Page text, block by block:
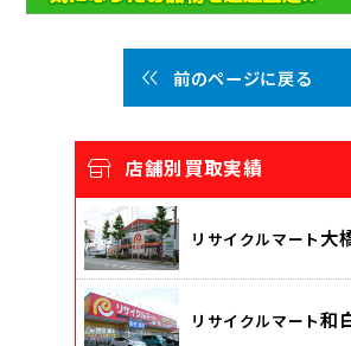
前のページに戻る
店舗別買取実績
リサイクルマート 大
リサイクルマート和